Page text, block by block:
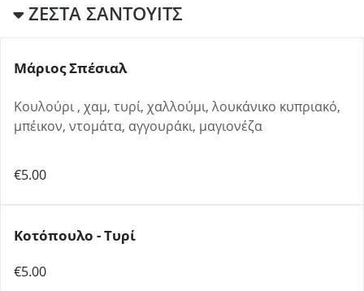
ΖΕΣΤΑ ΣΑΝΤΟΥΙΤΣ
Μάριος Σπέσιαλ
Κουλούρι , χαμ, τυρί, χαλλούμι, λουκάνικο κυπριακό,
μπέικον, ντομάτα, αγγουράκι, μαγιονέζα
€5.00
Κοτόπουλο - Τυρί
€5.00